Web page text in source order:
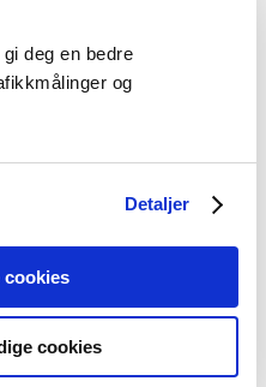
deg en bedre
og
Detaljer
cookies
cookies